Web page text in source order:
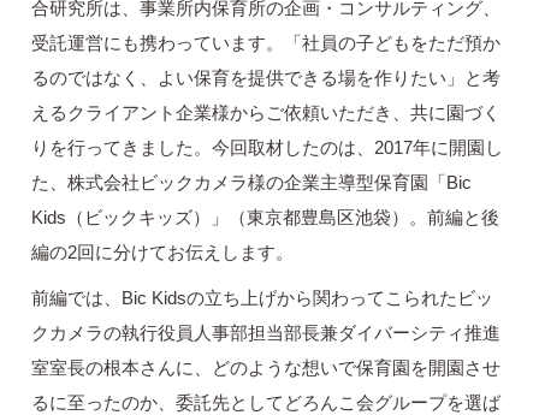
合研究所は、事業所内保育所の企画・コンサルティング、
受託運営にも携わっています。「社員の子どもをただ預か
るのではなく、よい保育を提供できる場を作りたい」と考
えるクライアント企業様からご依頼いただき、共に園づく
りを行ってきました。今回取材したのは、2017年に開園し
た、株式会社ビックカメラ様の企業主導型保育園「Bic
Kids（ビックキッズ）」（東京都豊島区池袋）。前編と後
編の2回に分けてお伝えします。
前編では、Bic Kidsの立ち上げから関わってこられたビッ
クカメラの執行役員人事部担当部長兼ダイバーシティ推進
室室長の根本さんに、どのような想いで保育園を開園させ
るに至ったのか、委託先としてどろんこ会グループを選ば